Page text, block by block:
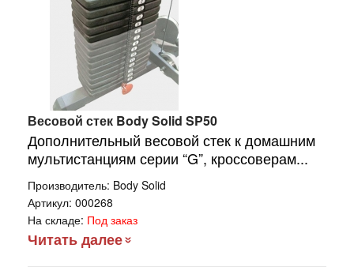
Весовой стек Body Solid SP50
Дополнительный весовой стек к домашним
мультистанциям серии “G”, кроссоверам...
Производитель: Body Solid
Артикул: 000268
На складе: Под заказ
Читать далее